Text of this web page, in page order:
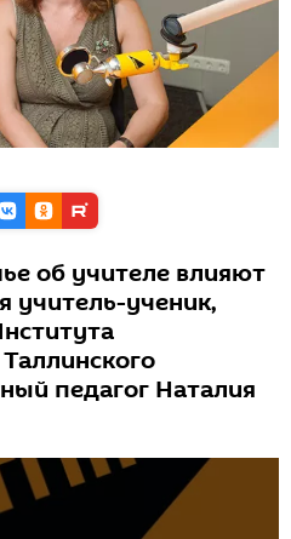
об учителе влияют
учитель-ученик,
педагог Наталия